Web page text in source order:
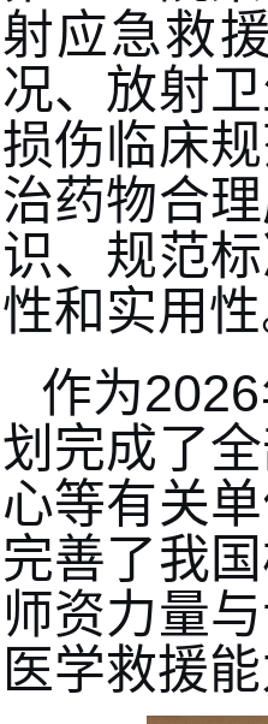
射应急救
况、放射
损伤临床
治药物合
识、规范
性和实用
作为
划完成了
心等有关
完善了我
师资力量
医学救援